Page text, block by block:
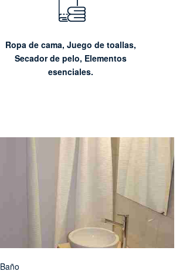
Ropa de cama, Juego de toallas,
Secador de pelo, Elementos
esenciales.
Baño